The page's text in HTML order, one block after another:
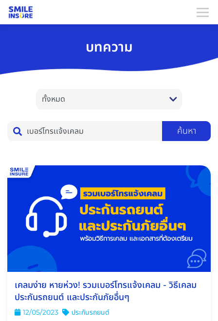
บทความ
ค้นหา
เคลมง่าย หายห่วง! รวมเบอร์โทรแจ้งเคลม - วิธีเคลม
ประกันรถยนต์ และประกันภัยอื่นๆ
12/05/2023 ประกันรถยนต์